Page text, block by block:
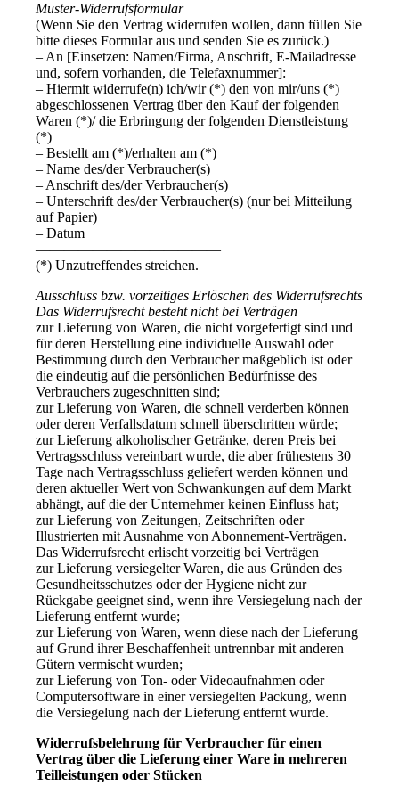
Muster-Widerrufsformular
(Wenn Sie den Vertrag widerrufen wollen, dann füllen Sie
bitte dieses Formular aus und senden Sie es zurück.)
– An [Einsetzen: Namen/Firma, Anschrift, E-Mailadresse
und, sofern vorhanden, die Telefaxnummer]:
– Hiermit widerrufe(n) ich/wir (*) den von mir/uns (*)
abgeschlossenen Vertrag über den Kauf der folgenden
Waren (*)/ die Erbringung der folgenden Dienstleistung
(*)
– Bestellt am (*)/erhalten am (*)
– Name des/der Verbraucher(s)
– Anschrift des/der Verbraucher(s)
– Unterschrift des/der Verbraucher(s) (nur bei Mitteilung
auf Papier)
– Datum
—————————————
(*) Unzutreffendes streichen.
Ausschluss bzw. vorzeitiges Erlöschen des Widerrufsrechts
Das Widerrufsrecht besteht nicht bei Verträgen
zur Lieferung von Waren, die nicht vorgefertigt sind und
für deren Herstellung eine individuelle Auswahl oder
Bestimmung durch den Verbraucher maßgeblich ist oder
die eindeutig auf die persönlichen Bedürfnisse des
Verbrauchers zugeschnitten sind;
zur Lieferung von Waren, die schnell verderben können
oder deren Verfallsdatum schnell überschritten würde;
zur Lieferung alkoholischer Getränke, deren Preis bei
Vertragsschluss vereinbart wurde, die aber frühestens 30
Tage nach Vertragsschluss geliefert werden können und
deren aktueller Wert von Schwankungen auf dem Markt
abhängt, auf die der Unternehmer keinen Einfluss hat;
zur Lieferung von Zeitungen, Zeitschriften oder
Illustrierten mit Ausnahme von Abonnement-Verträgen.
Das Widerrufsrecht erlischt vorzeitig bei Verträgen
zur Lieferung versiegelter Waren, die aus Gründen des
Gesundheitsschutzes oder der Hygiene nicht zur
Rückgabe geeignet sind, wenn ihre Versiegelung nach der
Lieferung entfernt wurde;
zur Lieferung von Waren, wenn diese nach der Lieferung
auf Grund ihrer Beschaffenheit untrennbar mit anderen
Gütern vermischt wurden;
zur Lieferung von Ton- oder Videoaufnahmen oder
Computersoftware in einer versiegelten Packung, wenn
die Versiegelung nach der Lieferung entfernt wurde.
Widerrufsbelehrung für Verbraucher für einen
Vertrag über die Lieferung einer Ware in mehreren
Teilleistungen oder Stücken